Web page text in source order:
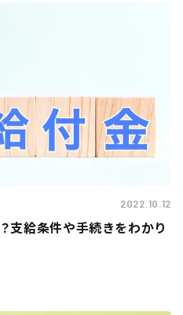
2022.10.12
支給条件や手続きをわかり